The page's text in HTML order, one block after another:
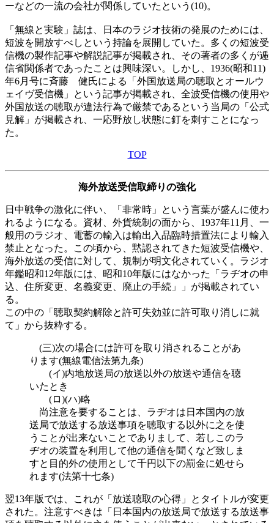
ーなどの一流の会社が関係していたという(10)。
「無線と実験」誌は、日本のラジオ技術の発展のためには、
短波を開放すべしという持論を展開していた。多くの短波受
信機の製作記事や解説記事が掲載され、その著者の多くが逓
信省関係者であったことは興味深い。しかし、1936(昭和11)
年6月号に斉藤 健氏による「外国放送局の聴取とオールウ
ェイヴ受信機」という記事が掲載され、全波受信機の使用や
外国放送の聴取が違法行為で厳禁であるという当局の「公式
見解」が掲載され、一応野放し状態に釘を刺すことになっ
た。
TOP
海外放送受信取締りの強化
日中戦争の激化に伴い、「非常時」という言葉が盛んに使わ
れるようになる。資材、外貨統制の面から、1937年11月、一
般用のラジオ、電蓄の輸入は輸出入品臨時措置法により輸入
禁止となった。この頃から、黙認されてきた短波受信機や、
海外放送の受信に対して、規制が明文化されていく。ラジオ
年鑑昭和12年版には、昭和10年版にはなかった「ラヂオの申
込、住所変更、名義変更、廃止の手続」」が掲載されてい
る。
この中の「聴取契約解除と許可失効並に許可取り消しに就
て」から抜粋する。
(三)次の場合には許可を取り消されることがあ
ります(無線電信法第九条)
(イ)内地放送局の放送以外の放送や通信を聴
いたとき
(ロ)(ハ)略
尚注意を要することは、ラヂオは日本国内の放
送局で放送する放送事項を聴取する以外に之を使
うことが出来ないことでありまして、若しこのラ
ヂオの装置を利用して他の通信を聞くなど致しま
すと目的外の使用として千円以下の罰金に処せら
れます(法第十七条)
翌13年版では、これが「放送聴取の心得」とタイトルが変更
された。注意すべきは「日本国内の放送局で放送する放送事